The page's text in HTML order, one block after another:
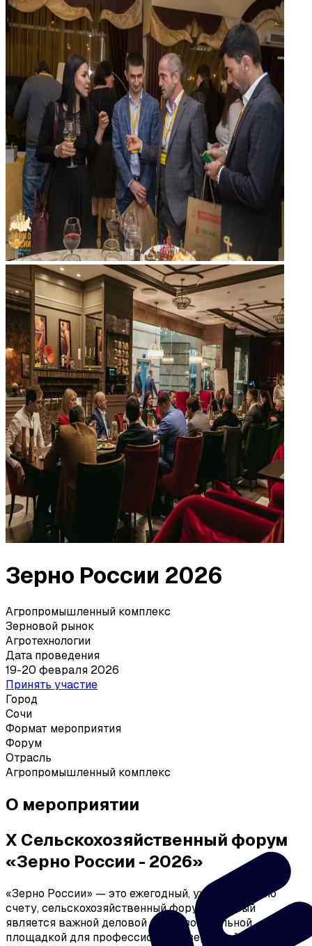
Зерно России 2026
Агропромышленный комплекс
Зерновой рынок
Агротехнологии
Дата проведения
19-20 февраля 2026
Принять участие
Город
Сочи
Формат мероприятия
Форум
Отрасль
Агропромышленный комплекс
О мероприятии
X Сельскохозяйственный форум
«Зерно России - 2026»
«Зерно России» — это ежегодный, уже десятый по
счету, сельскохозяйственный форум, который
является важной деловой и образовательной
площадкой для профессионалов зерновой отрасли.